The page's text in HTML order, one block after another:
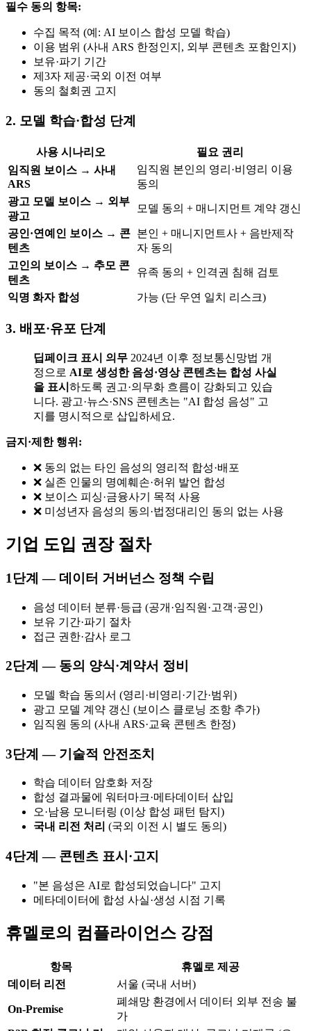
필수 동의 항목:
수집 목적 (예: AI 보이스 합성 모델 학습)
이용 범위 (사내 ARS 한정인지, 외부 콘텐츠 포함인지)
보유·파기 기간
제3자 제공·국외 이전 여부
동의 철회권 고지
2. 모델 학습·합성 단계
사용 시나리오
필요 권리
임직원 보이스 → 사내
ARS
임직원 본인의 영리·비영리 이용
동의
광고 모델 보이스 → 외부
광고
모델 동의 + 매니지먼트 계약 갱신
공인·연예인 보이스 → 콘
텐츠
본인 + 매니지먼트사 + 음반제작
자 동의
고인의 보이스 → 추모 콘
텐츠
유족 동의 + 인격권 침해 검토
익명 화자 합성 가능 (단 우연 일치 리스크)
3. 배포·유포 단계
딥페이크 표시 의무 2024년 이후 정보통신망법 개
정으로 AI로 생성한 음성·영상 콘텐츠는 합성 사실
을 표시 하도록 권고·의무화 흐름이 강화되고 있습
니다. 광고·뉴스·SNS 콘텐츠는 "AI 합성 음성" 고
지를 명시적으로 삽입하세요.
금지·제한 행위:
❌ 동의 없는 타인 음성의 영리적 합성·배포
❌ 실존 인물의 명예훼손·허위 발언 합성
❌ 보이스 피싱·금융사기 목적 사용
❌ 미성년자 음성의 동의·법정대리인 동의 없는 사용
기업 도입 권장 절차
1단계 — 데이터 거버넌스 정책 수립
음성 데이터 분류·등급 (공개·임직원·고객·공인)
보유 기간·파기 절차
접근 권한·감사 로그
2단계 — 동의 양식·계약서 정비
모델 학습 동의서 (영리·비영리·기간·범위)
광고 모델 계약 갱신 (보이스 클로닝 조항 추가)
임직원 동의 (사내 ARS·교육 콘텐츠 한정)
3단계 — 기술적 안전조치
학습 데이터 암호화 저장
합성 결과물에 워터마크·메타데이터 삽입
오·남용 모니터링 (이상 합성 패턴 탐지)
국내 리전 처리 (국외 이전 시 별도 동의)
4단계 — 콘텐츠 표시·고지
"본 음성은 AI로 합성되었습니다" 고지
메타데이터에 합성 사실·생성 시점 기록
휴멜로의 컴플라이언스 강점
항목
휴멜로 제공
데이터 리전
서울 (국내 서버)
On-Premise
폐쇄망 환경에서 데이터 외부 전송 불
가